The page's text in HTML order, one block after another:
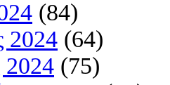
(84)
2024 (64)
2024 (75)